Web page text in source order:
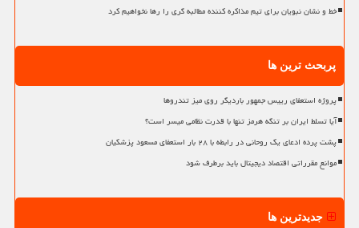
خط و نشان نبویان برای تیم مذاکره کننده مطالبه گری را رها نخواهیم کرد
پربحث ترین ها
پروژه استعفای رییس جمهور باردیگر روی میز تندروها
آیا تسلط ایران بر تنگه هرمز تنها با قدرت نظامی میسر است؟
پشت پرده ادعای یک روحانی در رابطه با ۲۸ بار استعفای مسعود پزشکیان
موانع مقرراتی اقتصاد دیجیتال باید برطرف شود
جدیدترین ها